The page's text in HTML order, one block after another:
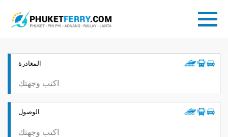
المغادرة
الوصول